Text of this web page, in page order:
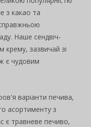
з какао та
Наше сендвіч-
зазвичай зі
є чудовим
варіанти печива,
асортименту з
є травневе печиво,